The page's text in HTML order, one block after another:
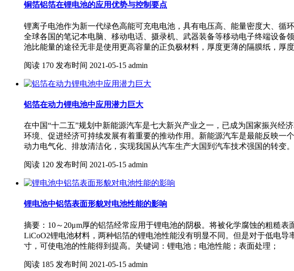
铜箔铝箔在锂电池的应用优势与控制要点
锂离子电池作为新一代绿色高能可充电电池，具有电压高、能量密度大、循
全球各国的笔记本电脑、移动电话、摄录机、武器装备等移动电子终端设备
池比能量的途径无非是使用更高容量的正负极材料，厚度更薄的隔膜纸，厚
阅读 170 发布时间 2021-05-15 admin
铝箔在动力锂电池中应用潜力巨大
在中国“十二五”规划中新能源汽车是七大新兴产业之一，已成为国家振兴
环境、促进经济可持续发展有着重要的推动作用。新能源汽车是最能反映一
动力电气化、排放清洁化，实现我国从汽车生产大国到汽车技术强国的转变
阅读 120 发布时间 2021-05-15 admin
锂电池中铝箔表面形貌对电池性能的影响
摘要：10～20μm厚的铝箔经常应用于锂电池的阴极。将被化学腐蚀的粗糙
LiCoO2锂电池材料，两种铝箔的锂电池性能没有明显不同。但是对于低电
寸，可使电池的性能得到提高。关键词：锂电池；电池性能；表面处理；
阅读 185 发布时间 2021-05-15 admin